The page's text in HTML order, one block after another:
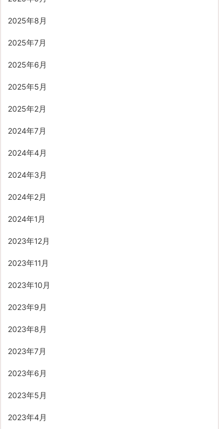
2025年8月
2025年7月
2025年6月
2025年5月
2025年2月
2024年7月
2024年4月
2024年3月
2024年2月
2024年1月
2023年12月
2023年11月
2023年10月
2023年9月
2023年8月
2023年7月
2023年6月
2023年5月
2023年4月